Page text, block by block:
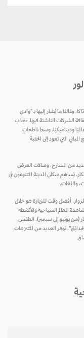
ما يُشار إليها بـ "وادي
الشركات الناشئة فيها. تجذب
وديناميكيًا. وسط ناطحات
التي تعود إلى الحقبة
من المسارح، وصالات العرض
يُساهم سكان المدينة المتنوعون في
أفضل وقت للزيارة هو خلال
المعالم السياحية والأنشطة
يونيو إلى سبتمبر). الطقس
توفر العديد من المتنزهات